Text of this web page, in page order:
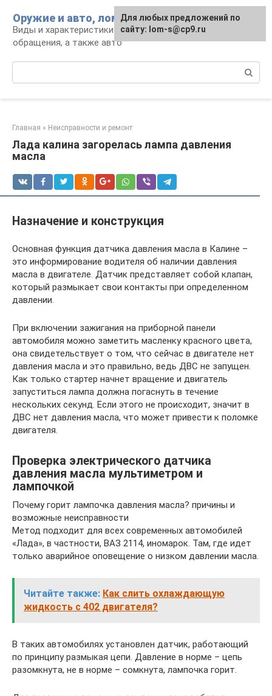
контенту
Оружие и авто, лом для мужика
Виды и характеристики оружия, правила
обращения, а также авто
Главная » Неисправности и ремонт
Лада калина загорелась лампа давления
масла
Назначение и конструкция
Основная функция датчика давления масла в Калине –
это информирование водителя об наличии давления
масла в двигателе. Датчик представляет собой клапан,
который размыкает свои контакты при определенном
давлении.
При включении зажигания на приборной панели
автомобиля можно заметить масленку красного цвета,
она свидетельствует о том, что сейчас в двигателе нет
давления масла и это правильно, ведь ДВС не запущен.
Как только стартер начнет вращение и двигатель
запуститься лампа должна погаснуть в течение
нескольких секунд. Если этого не происходит, значит в
ДВС нет давления масла, что может привести к поломке
двигателя.
Проверка электрического датчика
давления масла мультиметром и
лампочкой
Почему горит лампочка давления масла? причины и
возможные неисправности
Метод подходит для всех современных автомобилей
«Лада», в частности, ВАЗ 2114, иномарок. Там, где идет
только аварийное оповещение о низком давлении масла.
Читайте также: Как слить охлаждающую
жидкость с 402 двигателя?
В таких автомобилях установлен датчик, работающий
по принципу размыкая цепи. Давление в норме – цепь
разомкнута, не в норме – сомкнута, лампочка горит.
Для любых предложений по
сайту: lom-s@cp9.ru